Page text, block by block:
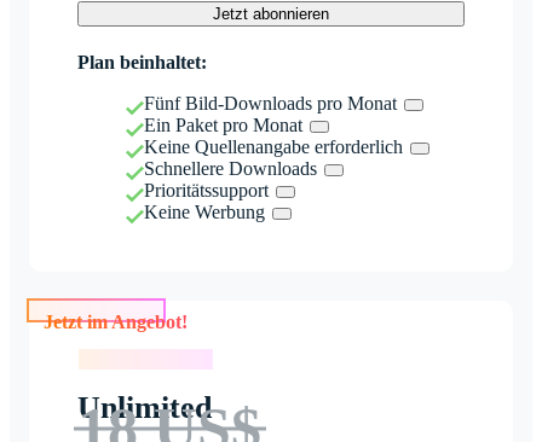
Jetzt abonnieren
Plan beinhaltet:
Fünf Bild-Downloads pro Monat
Ein Paket pro Monat
Keine Quellenangabe erforderlich
Schnellere Downloads
Prioritätssupport
Keine Werbung
Jetzt im Angebot!
Unlimited
18 US$